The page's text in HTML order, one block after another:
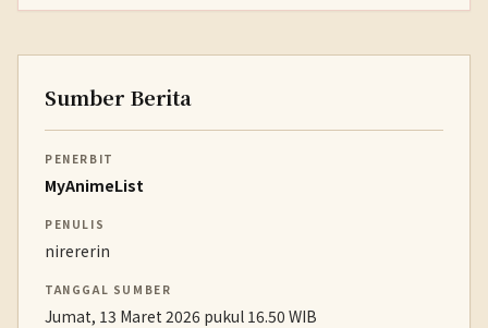
Sumber Berita
PENERBIT
MyAnimeList
PENULIS
nirererin
TANGGAL SUMBER
Jumat, 13 Maret 2026 pukul 16.50 WIB